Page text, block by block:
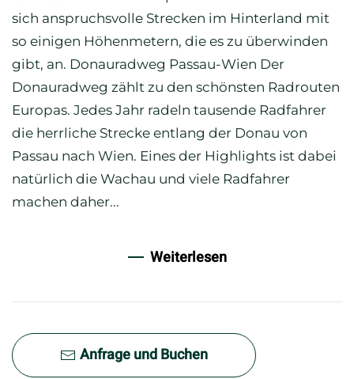
sich anspruchsvolle Strecken im Hinterland mit
so einigen Höhenmetern, die es zu überwinden
gibt, an. Donauradweg Passau-Wien Der
Donauradweg zählt zu den schönsten Radrouten
Europas. Jedes Jahr radeln tausende Radfahrer
die herrliche Strecke entlang der Donau von
Passau nach Wien. Eines der Highlights ist dabei
natürlich die Wachau und viele Radfahrer
machen daher...
Weiterlesen
Anfrage und Buchen